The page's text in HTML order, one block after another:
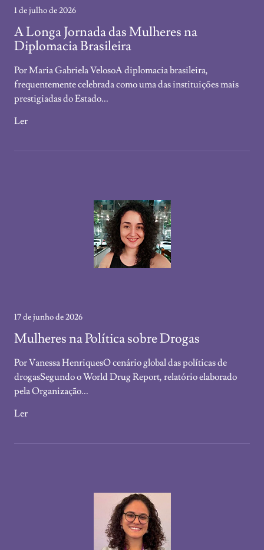
1 de julho de 2026
A Longa Jornada das Mulheres na
Diplomacia Brasileira
Por Maria Gabriela VelosoA diplomacia brasileira,
frequentemente celebrada como uma das instituições mais
prestigiadas do Estado...
Ler
17 de junho de 2026
Mulheres na Política sobre Drogas
Por Vanessa HenriquesO cenário global das políticas de
drogasSegundo o World Drug Report, relatório elaborado
pela Organização...
Ler